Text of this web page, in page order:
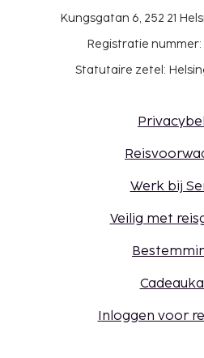
Kungsgatan 6, 252 21
Registratie nummer:
Statutaire zetel:
Werk bij
Veilig met
Inloggen voor